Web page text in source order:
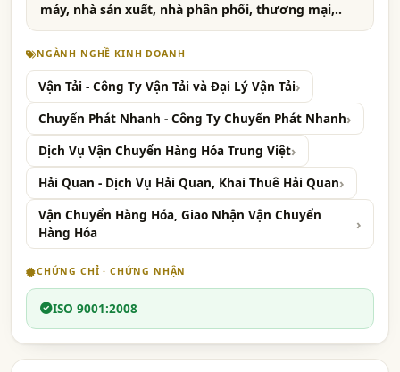
máy, nhà sản xuất, nhà phân phối, thương mại,..
NGÀNH NGHỀ KINH DOANH
Vận Tải - Công Ty Vận Tải và Đại Lý Vận Tải
Chuyển Phát Nhanh - Công Ty Chuyển Phát Nhanh
Dịch Vụ Vận Chuyển Hàng Hóa Trung Việt
Hải Quan - Dịch Vụ Hải Quan, Khai Thuê Hải Quan
Vận Chuyển Hàng Hóa, Giao Nhận Vận Chuyển
Hàng Hóa
CHỨNG CHỈ · CHỨNG NHẬN
ISO 9001:2008